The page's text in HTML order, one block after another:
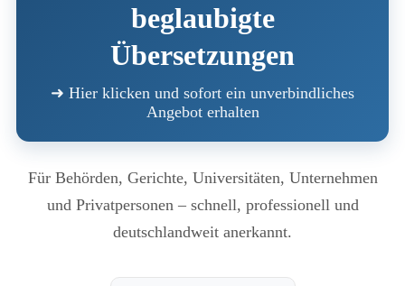
beglaubigte
Übersetzungen
➜ Hier klicken und sofort ein unverbindliches
Angebot erhalten
Für Behörden, Gerichte, Universitäten, Unternehmen
und Privatpersonen – schnell, professionell und
deutschlandweit anerkannt.